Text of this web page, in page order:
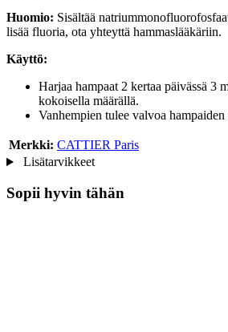
Huomio: Sisältää
lisää fluoria, ota yhteyttä hammaslääkäriin.
Käyttö:
Harjaa hampaat 2 kertaa päivässä 3
kokoisella määrällä.
Vanhempien tulee valvoa hampaiden
Merkki: CATTIER Paris
Lisätarvikkeet
Sopii hyvin tähän